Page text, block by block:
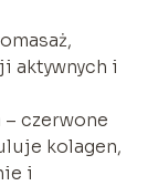
aktywnych i
czerwone
kolagen,
i